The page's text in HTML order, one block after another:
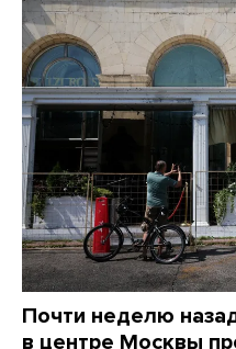
Почти неделю
в центре Москвы